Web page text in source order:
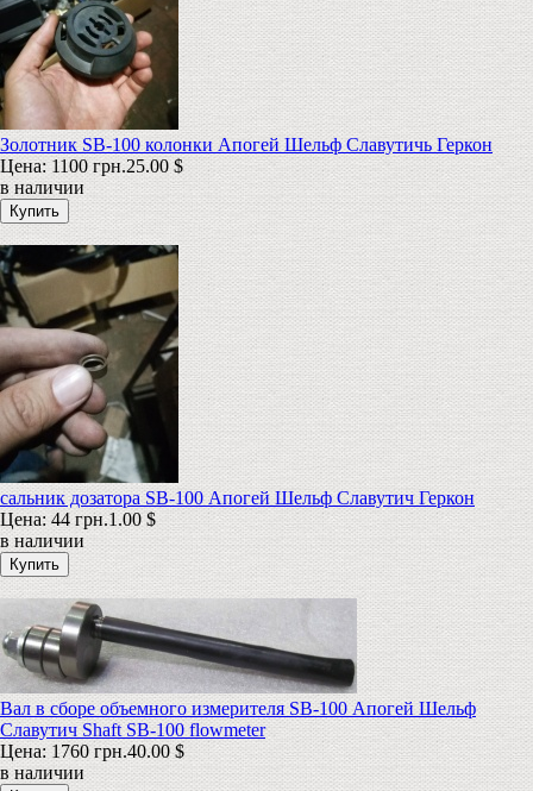
Золотник SB-100 колонки Апогей Шельф Славутичь Геркон
Цена:1100 грн.25.00 $
в наличии
сальник дозатора SB-100 Апогей Шельф Славутич Геркон
Цена: 44 грн.1.00 $
в наличии
Вал в сборе объемного измерителя SB-100 Апогей Шельф
Славутич Shaft SB-100 flowmeter
Цена: 1760 грн.40.00 $
в наличии